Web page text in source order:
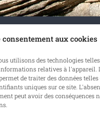
consentement aux cookies
utilisons des technologies
relatives à l'appareil.
de traiter des données telles
uniques sur ce site.
peut avoir des conséquences
l'étranger.